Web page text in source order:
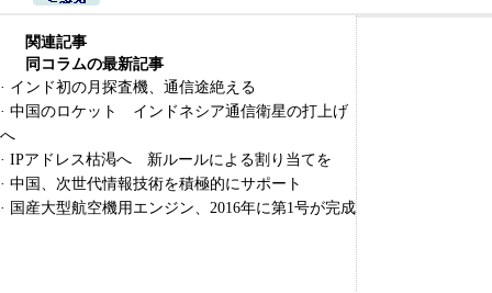
関連記事
同コラムの最新記事
· インド初の月探査機、通信途絶える
· 中国のロケット インドネシア通信衛星の打上げ
へ
· IPアドレス枯渇へ 新ルールによる割り当てを
· 中国、次世代情報技術を積極的にサポート
· 国産大型航空機用エンジン、2016年に第1号が完成